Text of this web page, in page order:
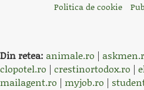
Politica de cookie
Din retea: animale.ro |
clopotel.ro | crestinortodox.ro |
mailagent.ro | myjob.ro |